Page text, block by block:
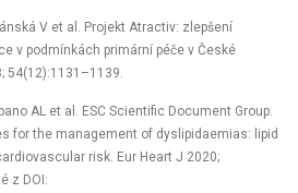
V et al. Projekt Atractiv: zlepšení
v podmínkách primární péče v České
54(12):1131–1139.
AL et al. ESC Scientific Document Group.
for the management of dyslipidaemias: lipid
risk. Eur Heart J 2020;
z DOI: